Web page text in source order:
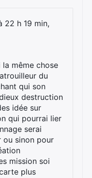
22 h 19 min,
la même chose
du
qui son
destruction
idée sur
qui pourrai lier
serai
ou sinon pour
mission soi
plus